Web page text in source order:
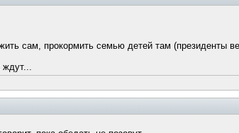
сам, прокормить семью детей там (президенты
ждут...